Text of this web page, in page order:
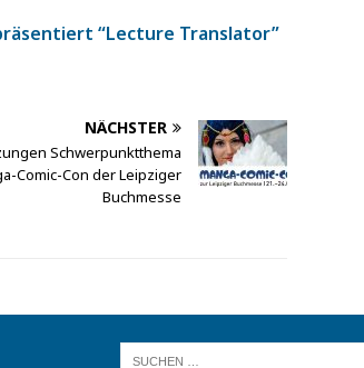
“Lecture Translator”
NÄCHSTER
Schwerpunktthema
Comic-Con der Leipziger
Buchmesse